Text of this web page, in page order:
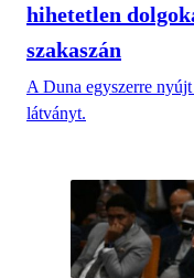
hihetetlen
szakaszán
A Duna egyszerre
látványt.